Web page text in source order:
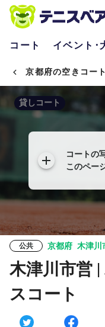
コート イベント･
京都府の空きコート
コートの
このペー
貸しコート
公共 京都府 木津川
木津川市営
スコート